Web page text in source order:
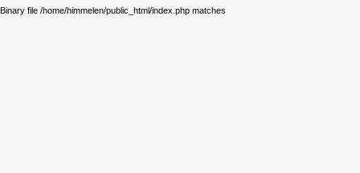
Binary file /home/himmelen/public_html/index.php matches